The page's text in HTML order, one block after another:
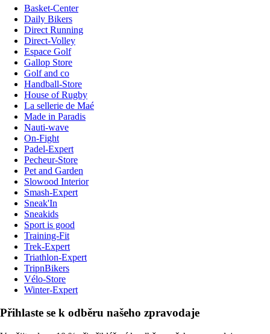
Basket-Center
Daily Bikers
Direct Running
Direct-Volley
Espace Golf
Gallop Store
Golf and co
Handball-Store
House of Rugby
La sellerie de Maé
Made in Paradis
Nauti-wave
On-Fight
Padel-Expert
Pecheur-Store
Pet and Garden
Slowood Interior
Smash-Expert
Sneak'In
Sneakids
Sport is good
Training-Fit
Trek-Expert
Triathlon-Expert
TripnBikers
Vélo-Store
Winter-Expert
Přihlaste se k odběru našeho zpravodaje